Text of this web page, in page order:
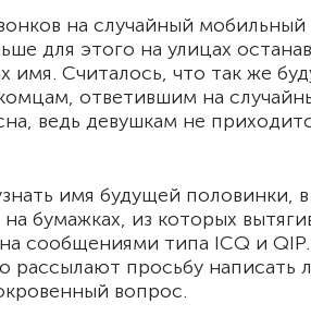
на случайный мобильный
для этого на улицах
имя. Считалось, что так же
ответившим на
ведь девушкам не
имя будущей половинки,
бумажках, из которых
сообщениями типа ICQ и
рассылают просьбу написать
вопрос.